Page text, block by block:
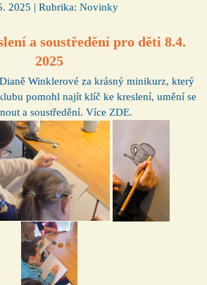
2025 | Rubrika: Novinky
a soustředění pro děti 8.4.
2025
Winklerové za krásný minikurz, který
pomohl najít klíč ke kreslení, umění se
a soustředění. Více ZDE.